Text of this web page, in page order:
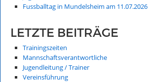
Fussballtag in Mundelsheim am 11.07.2026
LETZTE BEITRÄGE
Trainingszeiten
Mannschaftsverantwortliche
Jugendleitung / Trainer
Vereinsführung